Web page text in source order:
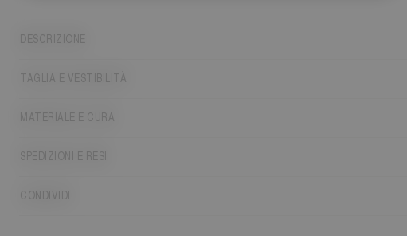
DESCRIZIONE
TAGLIA E VESTIBILITÀ
MATERIALE E CURA
SPEDIZIONI E RESI
CONDIVIDI